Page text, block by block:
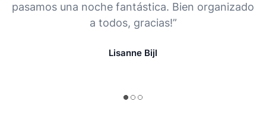
pasamos una noche fantástica. Bien organizado
a todos, gracias!”
Lisanne Bijl